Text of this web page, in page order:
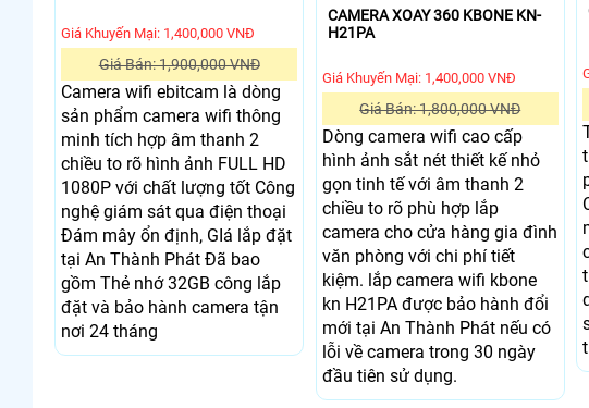
Giá Khuyến Mại: 1,400,000 VNĐ
Giá Bán: 1,900,000 VNĐ
Camera wifi ebitcam là dòng
sản phẩm camera wifi thông
minh tích hợp âm thanh 2
chiều to rõ hình ảnh FULL HD
1080P với chất lượng tốt Công
nghệ giám sát qua điện thoại
Đám mây ổn định, GIá lắp đặt
tại An Thành Phát Đã bao
gồm Thẻ nhớ 32GB công lắp
đặt và bảo hành camera tận
nơi 24 tháng
CAMERA XOAY 360 KBONE KN-
H21PA
Giá Khuyến Mại: 1,400,000 VNĐ
Giá Bán: 1,800,000 VNĐ
Dòng camera wifi cao cấp
hình ảnh sắt nét thiết kế nhỏ
gọn tinh tế với âm thanh 2
chiều to rõ phù hợp lắp
camera cho cửa hàng gia đình
văn phòng với chi phí tiết
kiệm. lắp camera wifi kbone
kn H21PA được bảo hành đổi
mới tại An Thành Phát nếu có
lỗi về camera trong 30 ngày
đầu tiên sử dụng.